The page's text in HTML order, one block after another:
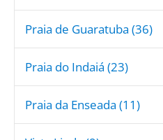
Praia de Guaratuba (36)
Praia do Indaiá (23)
Praia da Enseada (11)